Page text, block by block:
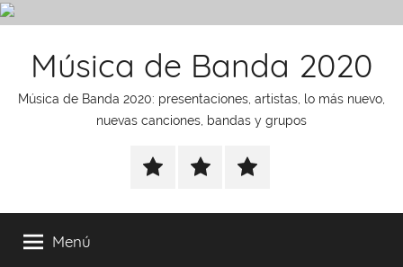
Música de Banda 2020
Música de Banda 2020: presentaciones, artistas, lo más nuevo,
nuevas canciones, bandas y grupos
presentaciones
noticiasArtistas
Menú